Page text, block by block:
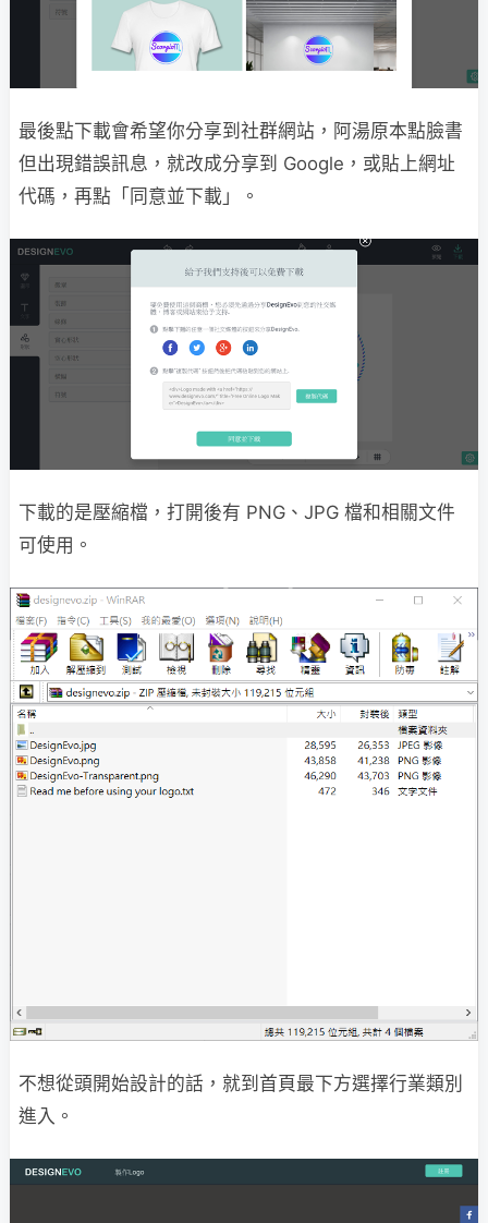
最後點下載會希望你分享到社群網站，阿湯原本點臉書
但出現錯誤訊息，就改成分享到 Google，或貼上網址
代碼，再點「同意並下載」。
下載的是壓縮檔，打開後有 PNG、JPG 檔和相關文件
可使用。
不想從頭開始設計的話，就到首頁最下方選擇行業類別
進入。